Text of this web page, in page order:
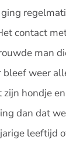
contact
man
bleef weer
hondje
dan dat
leeftijd